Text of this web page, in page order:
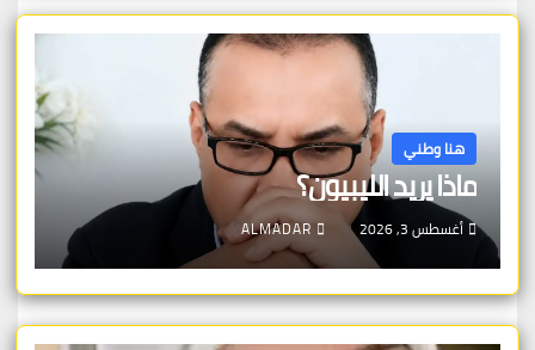
هنا وطني
ماذا يريد الليبيون؟
أغسطس 3, 2026 ALMADAR